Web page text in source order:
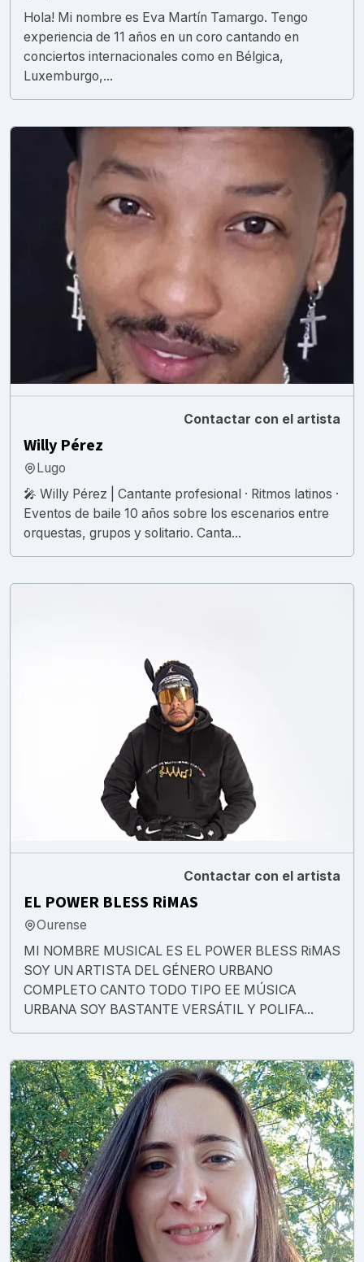
Hola! Mi nombre es Eva Martín Tamargo. Tengo
experiencia de 11 años en un coro cantando en
conciertos internacionales como en Bélgica,
Luxemburgo,...
Contactar con el artista
Willy Pérez
Lugo
🎤 Willy Pérez | Cantante profesional · Ritmos latinos ·
Eventos de baile 10 años sobre los escenarios entre
orquestas, grupos y solitario. Canta...
Contactar con el artista
EL POWER BLESS RiMAS
Ourense
MI NOMBRE MUSICAL ES EL POWER BLESS RiMAS
SOY UN ARTISTA DEL GÉNERO URBANO
COMPLETO CANTO TODO TIPO EE MÚSICA
URBANA SOY BASTANTE VERSÁTIL Y POLIFA...